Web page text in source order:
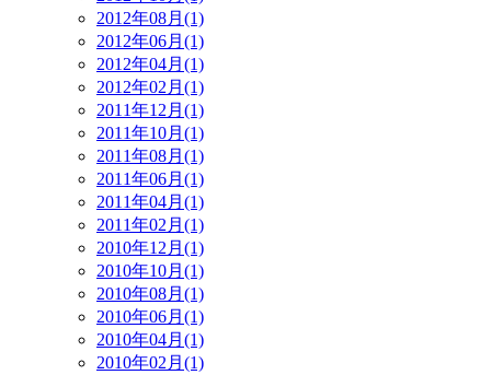
2012年08月(1)
2012年06月(1)
2012年04月(1)
2012年02月(1)
2011年12月(1)
2011年10月(1)
2011年08月(1)
2011年06月(1)
2011年04月(1)
2011年02月(1)
2010年12月(1)
2010年10月(1)
2010年08月(1)
2010年06月(1)
2010年04月(1)
2010年02月(1)